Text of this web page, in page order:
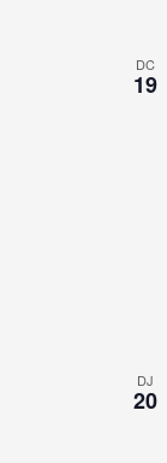
DC
19
DJ
20